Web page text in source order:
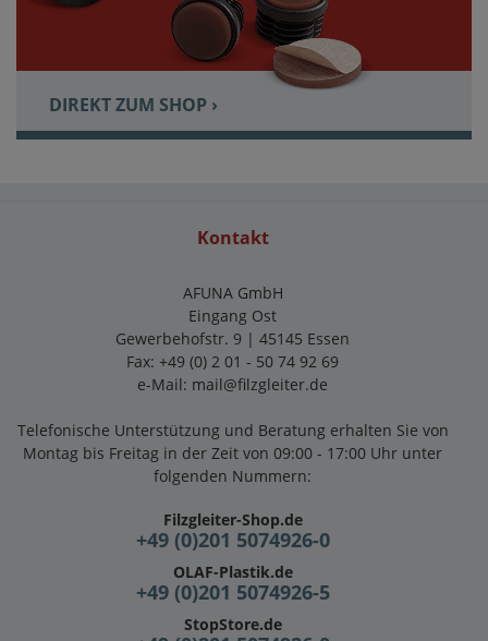
DIREKT ZUM SHOP ›
Kontakt
AFUNA GmbH
Eingang Ost
Gewerbehofstr. 9 | 45145 Essen
Fax: +49 (0) 2 01 - 50 74 92 69
e-Mail: mail@filzgleiter.de
Telefonische Unterstützung und Beratung erhalten Sie von
Montag bis Freitag in der Zeit von 09:00 - 17:00 Uhr unter
folgenden Nummern:
Filzgleiter-Shop.de
+49 (0)201 5074926-0
OLAF-Plastik.de
+49 (0)201 5074926-5
StopStore.de